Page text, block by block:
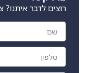
רוצים לדבר איתנו?